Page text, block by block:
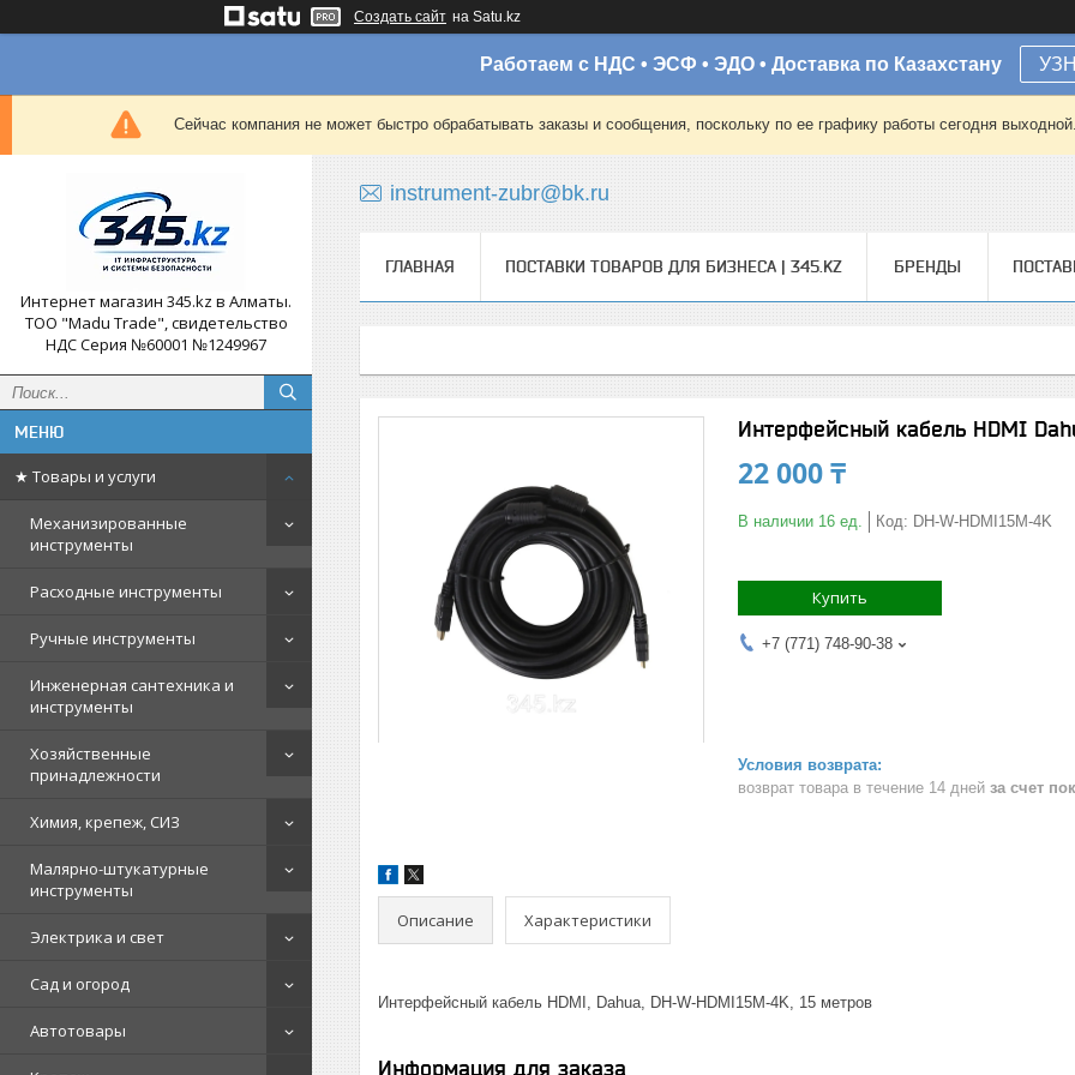
Создать сайт на Satu.kz
Работаем с НДС • ЭСФ • ЭДО • Доставка по Казахстану
Сейчас компания не может быстро обрабатывать заказы и сообщения, поскольку по ее графику работы сегодня
Интернет магазин 345.kz в Алматы.
ТОО "Madu Trade", свидетельство
НДС Серия №60001 №1249967
★ Товары и услуги
Механизированные
инструменты
Расходные инструменты
Ручные инструменты
Инженерная сантехника и
инструменты
Хозяйственные
принадлежности
Химия, крепеж, СИЗ
Малярно-штукатурные
инструменты
Электрика и свет
Сад и огород
Автотовары
instrument-zubr@bk.ru
ГЛАВНАЯ ПОСТАВКИ ТОВАРОВ ДЛЯ БИЗНЕСА | 345.KZ БРЕНДЫ
Интерфейсный кабель HDMI
22 000 ₸
В наличии 16 ед. Код: DH-W-HDMI15M-4K
Купить
+7 (771) 748-90-38
возврат товара в течение 14 дней за счет
Описание Характеристики
Интерфейсный кабель HDMI, Dahua, DH-W-HDMI15M-4K, 15 метров
Информация для заказа